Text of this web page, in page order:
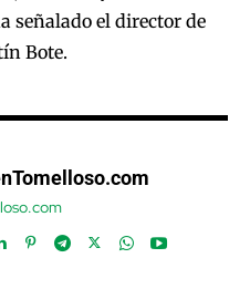
señalado el director de
Bote.